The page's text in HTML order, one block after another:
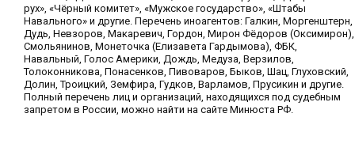
рух», «Чёрный комитет», «Мужское государство», «Штабы
Навального» и другие. Перечень иноагентов: Галкин, Моргенштерн,
Дудь, Невзоров, Макаревич, Гордон, Мирон Фёдоров (Оксимирон),
Смольянинов, Монеточка (Елизавета Гардымова), ФБК,
Навальный, Голос Америки, Дождь, Медуза, Верзилов,
Толоконникова, Понасенков, Пивоваров, Быков, Шац, Глуховский,
Долин, Троицкий, Земфира, Гудков, Варламов, Прусикин и другие.
Полный перечень лиц и организаций, находящихся под судебным
запретом в России, можно найти на сайте Минюста РФ.